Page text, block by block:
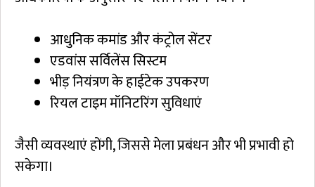
आधुनिक कमांड और कंट्रोल सेंटर
एडवांस सर्विलेंस सिस्टम
भीड़ नियंत्रण के हाईटेक उपकरण
रियल टाइम मॉनिटरिंग सुविधाएं
जैसी व्यवस्थाएं होंगी, जिससे मेला प्रबंधन और भी प्रभावी हो
सकेगा।